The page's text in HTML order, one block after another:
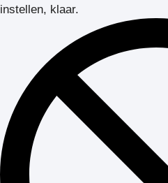
instellen, klaar.